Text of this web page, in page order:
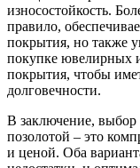
износостойкость.
правило,
покрытия, но также
покупке ювелирных
покрытия, чтобы
долговечности.
В заключение,
позолотой – это
и ценой. Оба